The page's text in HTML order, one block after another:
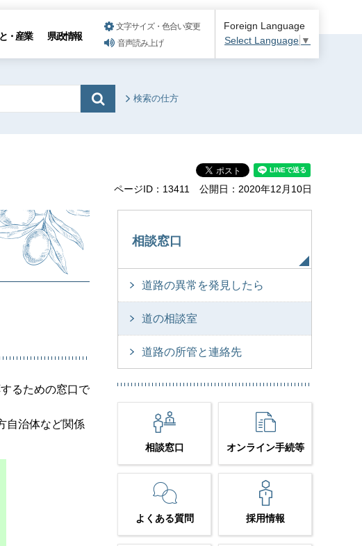
・産業 県政情報
文字サイズ・色合い変更
音声読み上げ
Foreign Language
Select Language ▼
検索の仕方
ページID：13411 公開日：2020年12月10日
るための窓口で
自治体など関係
相談窓口
道路の異常を発見したら
道の相談室
道路の所管と連絡先
相談窓口 オンライン手続等
よくある質問 採用情報